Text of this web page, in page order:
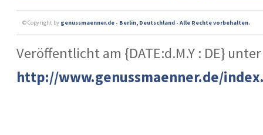
© Copyright by genussmaenner.de - Berlin, Deutschland - Alle Rechte vorbehalten.
Veröffentlicht am {DATE:d.M.Y : DE}
http://www.genussmaenner.de/